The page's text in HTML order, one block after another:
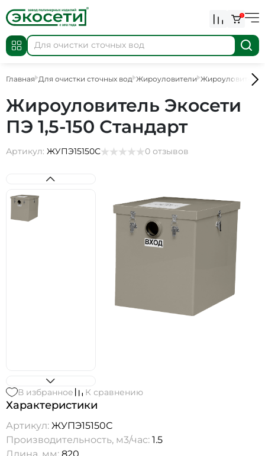
0
Главная Для очистки сточных вод Жироуловители Жироуловители
Жироуловитель Экосети
ПЭ 1,5-150 Стандарт
Артикул: ЖУПЭ15150С 0 отзывов
В избранное К сравнению
Характеристики
Артикул: ЖУПЭ15150С
Производительность, м3/час: 1.5